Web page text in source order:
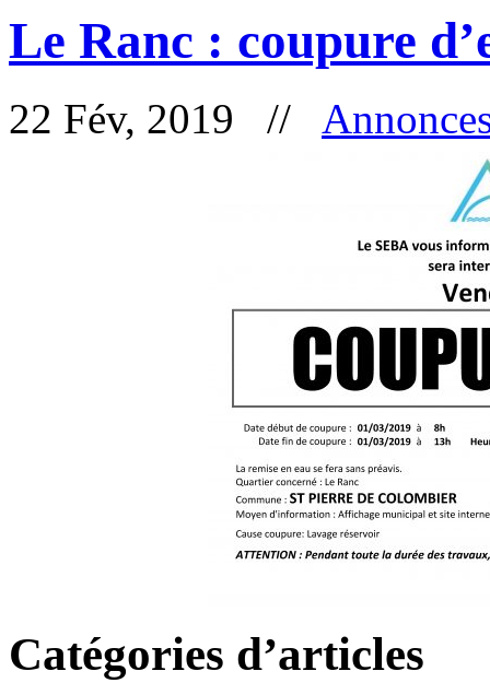
Le Ranc : coupure
22 Fév, 2019 //
Catégories d’articles